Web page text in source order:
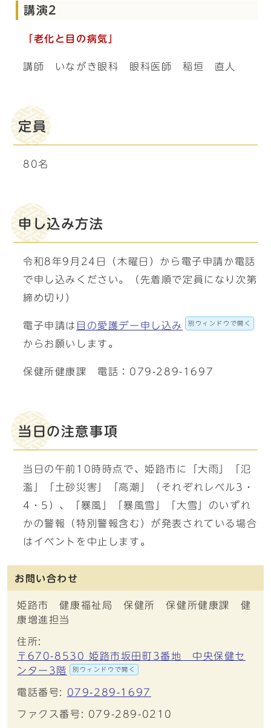
講演2
「老化と目の病気」
講師 いながき眼科 眼科医師 稲垣 直人
定員
80名
申し込み方法
令和8年9月24日（木曜日）から電子申請か電話
で申し込みください。（先着順で定員になり次第
締め切り）
電子申請は 目の愛護デー申し込み 別ウィンドウで開く
からお願いします。
保健所健康課 電話：079-289-1697
当日の注意事項
当日の午前10時時点で、姫路市に「大雨」「氾
濫」「土砂災害」「高潮」（それぞれレベル3・
4・5）、「暴風」「暴風雪」「大雪」のいずれ
かの警報（特別警報含む）が発表されている場合
はイベントを中止します。
お問い合わせ
姫路市 健康福祉局 保健所 保健所健康課 健
康増進担当
住所:
〒670-8530 姫路市坂田町3番地 中央保健セ
ンター3階
別ウィンドウで開く
電話番号: 079-289-1697
ファクス番号: 079-289-0210